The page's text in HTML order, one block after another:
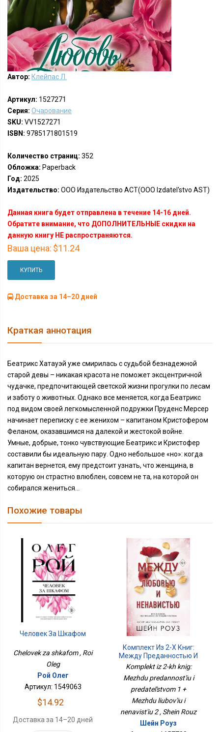
Автор: Клейпас Л.
Артикул: 1527271
Серия: Очарование
SKU: VV1527271
ISBN: 9785171801519
Количество страниц: 352
Обложка: Paperback
Год: 2025
Издательство: ООО Издательство АСТ(OOO Izdatel'stvo AST)
Данная книга будет отправлена в течение 14-16 дней.
Обратите внимание, что ДОПОЛНИТЕЛЬНЫЕ скидки на
данную книгу НЕ распространяются.
Ваша цена: $11.24
КУПИТЬ
Доставка за 14–20 дней
Краткая аннотация
Беатрикс Хатауэй уже смирилась с судьбой безнадежной
старой девы – никакая красота не поможет эксцентричной
чудачке, предпочитающей светской жизни прогулки по лесам
и заботу о животных. Однако все меняется, когда Беатрикс
под видом своей легкомысленной подружки Пруденс Мерсер
начинает переписку с ее женихом – капитаном Кристофером
Феланом, оказавшимся на далекой и жестокой войне.
Умные, добрые, тонко чувствующие Беатрикс и Кристофер
составили бы идеальную пару. Одно небольшое «но»: когда
капитан вернется, ему предстоит узнать, что женщина, в
которую он страстно влюблен, совсем не та, на которой он
собирался жениться...
Похожие товары
Человек За Шкафом
Chelovek za shkafom , Roi
Oleg
Рой Олег
Артикул: 1549063
$14.92
Доставка за 14–20 дней
Комплект Из 2-Х Книг:
Между Преданностью И
Предательством 1 +
Между Любовью И
Ненавистью 2
Komplekt iz 2-kh knig:
Mezhdu predannost'iu i
predatel'stvom 1 +
Mezhdu liubov'iu i
nenavist'iu 2 , Shein Rouz
Шейн Роуз